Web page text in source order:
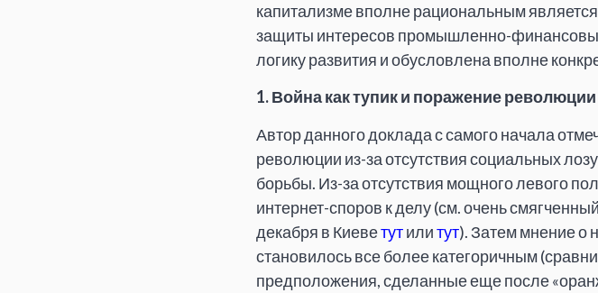
капитализме вполне рациональным
защиты интересов промышленно-
логику развития и обусловлена вполне
1. Война как тупик и поражение
Автор данного доклада с самого начала
революции из-за отсутствия социальных
борьбы. Из-за отсутствия мощного левого
интернет-споров к делу (см. очень
декабря в Киеветутилитут). Затем мнение о
становилось все более категоричным
предположения, сделанные еще после